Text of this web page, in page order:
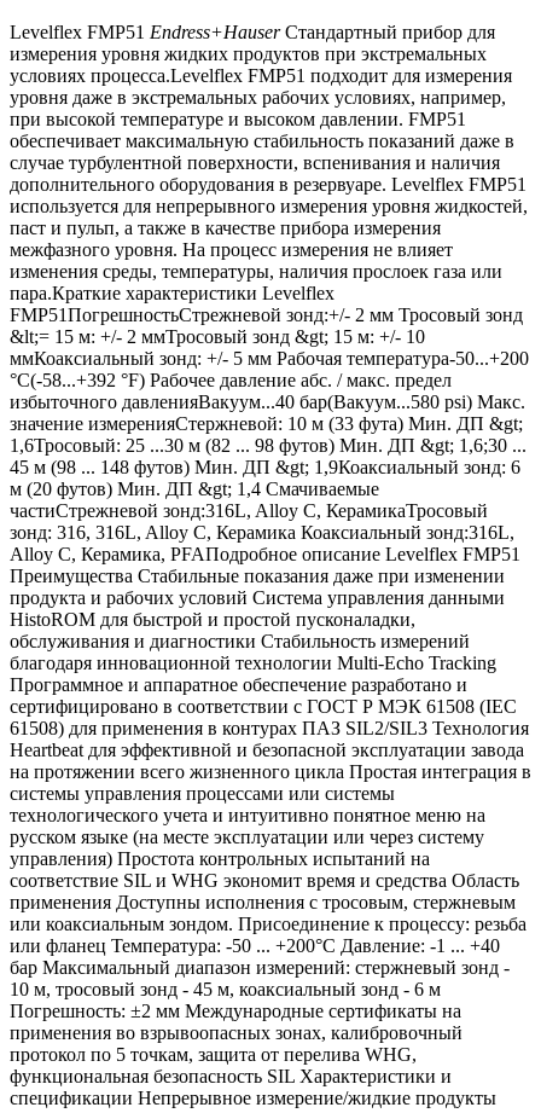
Levelflex FMP51 Endress+Hauser Стандартный прибор для
измерения уровня жидких продуктов при экстремальных
условиях процесса.Levelflex FMP51 подходит для измерения
уровня даже в экстремальных рабочих условиях, например,
при высокой температуре и высоком давлении. FMP51
обеспечивает максимальную стабильность показаний даже в
случае турбулентной поверхности, вспенивания и наличия
дополнительного оборудования в резервуаре. Levelflex FMP51
используется для непрерывного измерения уровня жидкостей,
паст и пульп, а также в качестве прибора измерения
межфазного уровня. На процесс измерения не влияет
изменения среды, температуры, наличия прослоек газа или
пара.Краткие характеристики Levelflex
FMP51ПогрешностьСтрежневой зонд:+/- 2 мм Тросовый зонд
&lt;= 15 м: +/- 2 ммТросовый зонд &gt; 15 м: +/- 10
ммКоаксиальный зонд: +/- 5 мм Рабочая температура-50...+200
°C(-58...+392 °F) Рабочее давление абс. / макс. предел
избыточного давленияВакуум...40 бар(Вакуум...580 psi) Макс.
значение измеренияСтержневой: 10 м (33 фута) Мин. ДП &gt;
1,6Тросовый: 25 ...30 м (82 ... 98 футов) Мин. ДП &gt; 1,6;30 ...
45 м (98 ... 148 футов) Мин. ДП &gt; 1,9Коаксиальный зонд: 6
м (20 футов) Мин. ДП &gt; 1,4 Смачиваемые
частиСтрежневой зонд:316L, Alloy C, КерамикаТросовый
зонд: 316, 316L, Alloy C, Керамика Коаксиальный зонд:316L,
Alloy C, Керамика, PFAПодробное описание Levelflex FMP51
Преимущества Стабильные показания даже при изменении
продукта и рабочих условий Система управления данными
HistoROM для быстрой и простой пусконаладки,
обслуживания и диагностики Стабильность измерений
благодаря инновационной технологии Multi-Echo Tracking
Программное и аппаратное обеспечение разработано и
сертифицировано в соответствии с ГОСТ Р МЭК 61508 (IEC
61508) для применения в контурах ПАЗ SIL2/SIL3 Технология
Heartbeat для эффективной и безопасной эксплуатации завода
на протяжении всего жизненного цикла Простая интеграция в
системы управления процессами или системы
технологического учета и интуитивно понятное меню на
русском языке (на месте эксплуатации или через систему
управления) Простота контрольных испытаний на
соответствие SIL и WHG экономит время и средства Область
применения Доступны исполнения с тросовым, стержневым
или коаксиальным зондом. Присоединение к процессу: резьба
или фланец Температура: -50 ... +200°C Давление: -1 ... +40
бар Максимальный диапазон измерений: стержневый зонд -
10 м, тросовый зонд - 45 м, коаксиальный зонд - 6 м
Погрешность: ±2 мм Международные сертификаты на
применения во взрывоопасных зонах, калибровочный
протокол по 5 точкам, защита от перелива WHG,
функциональная безопасность SIL Характеристики и
спецификации Непрерывное измерение/жидкие продукты